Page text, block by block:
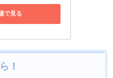
で見る
！